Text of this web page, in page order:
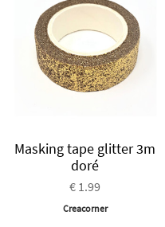
Masking tape glitter 3m
doré
€ 1.99
Creacorner